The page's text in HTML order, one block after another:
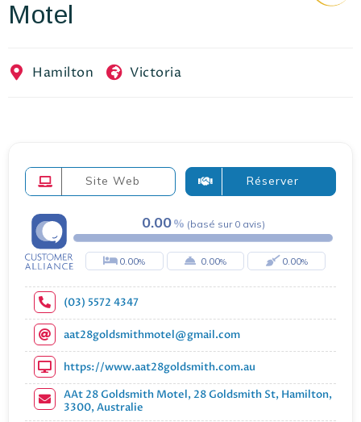
Motel
Hamilton Victoria
Site Web Réserver
0.00 (basé sur 0 avis)
0.00 0.00 0.00
(03) 5572 4347
aat28goldsmithmotel@gmail.com
https://www.aat28goldsmith.com.au
AAt 28 Goldsmith Motel, 28 Goldsmith St, Hamilton,
3300, Australie